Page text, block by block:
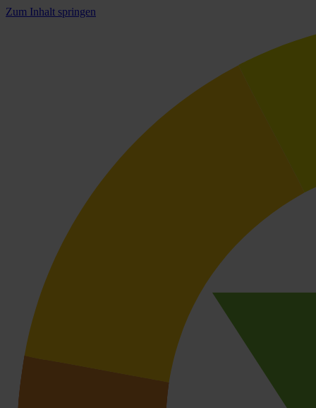
Zum Inhalt springen